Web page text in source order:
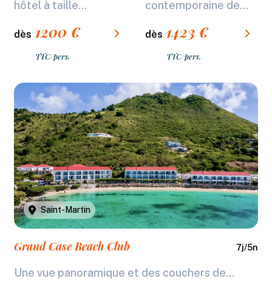
hôtel à taille...
dès 1200 €
TTC/pers.
contemporaine de...
dès 1423 €
TTC/pers.
Saint-Martin
Grand Case Beach Club 7j/5n
Une vue panoramique et des couchers de...